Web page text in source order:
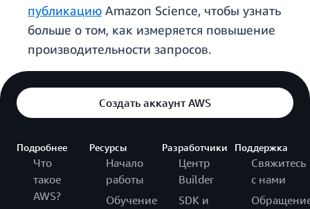
публикацию Amazon Science, чтобы узнать
больше о том, как измеряется повышение
производительности запросов.
Создать аккаунт AWS
Подробнее
Что
такое
AWS?
Ресурсы
Начало
работы
Обучение
Разработчики
Центр
Builder
SDK и
Поддержка
Свяжитесь
с нами